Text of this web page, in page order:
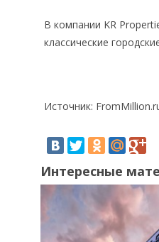
В компании KR
классические
Источник:
Интересные